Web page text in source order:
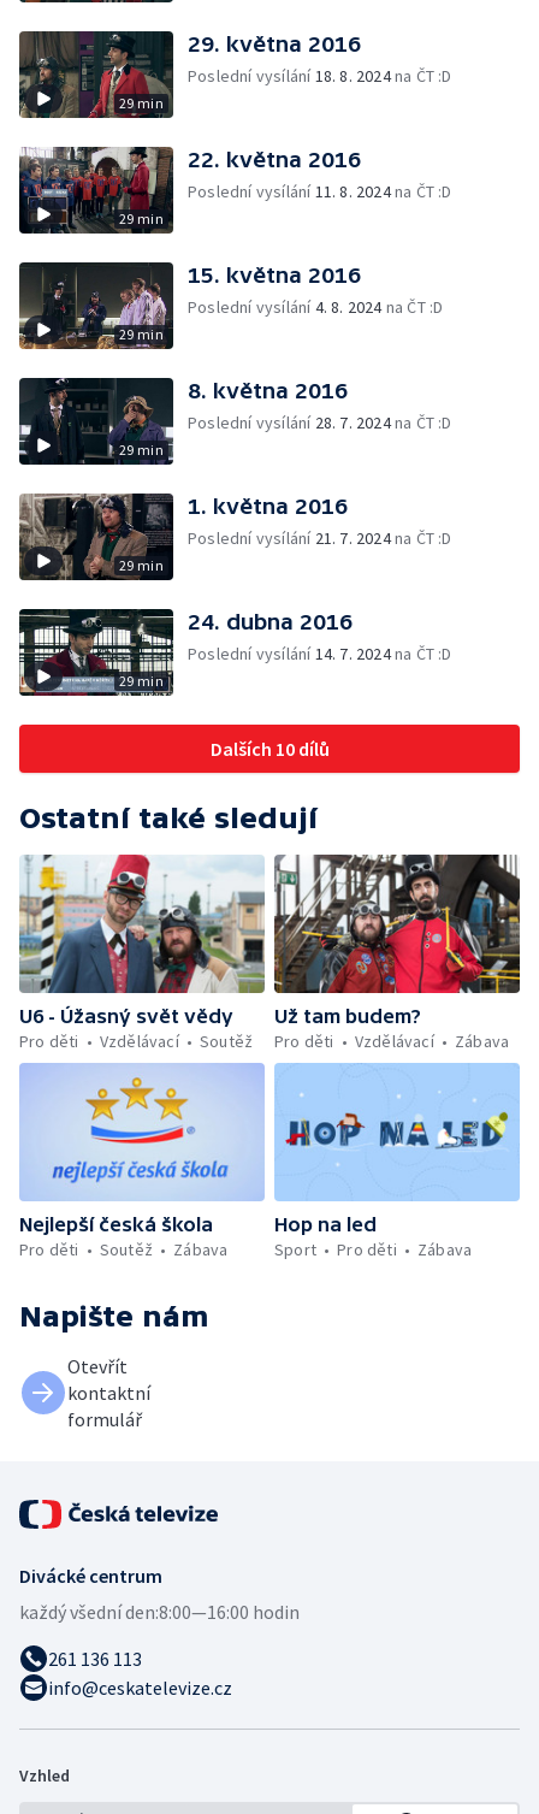
29 min
29. května 2016
Poslední vysílání18. 8. 2024na ČT :D
29 min
22. května 2016
Poslední vysílání11. 8. 2024na ČT :D
29 min
15. května 2016
Poslední vysílání4. 8. 2024na ČT :D
29 min
8. května 2016
Poslední vysílání 28. 7. 2024na ČT :D
29 min
1. května 2016
Poslední vysílání 21. 7. 2024na ČT :D
29 min
24. dubna 2016
Poslední vysílání14. 7. 2024na ČT :D
Dalších 10 dílů
Ostatní také sledují
U6 - Úžasný svět vědy
Pro děti
Vzdělávací Soutěž
Už tam budem?
Pro děti
Vzdělávací Zábava
Nejlepší česká škola
Pro děti
Soutěž Zábava
Hop na led
Sport
Pro děti Zábava
Napište nám
Otevřít
kontaktní
formulář
Divácké centrum
každý všední den:8:00—16:00 hodin
261 136 113
info@ceskatelevize.cz
Vzhled